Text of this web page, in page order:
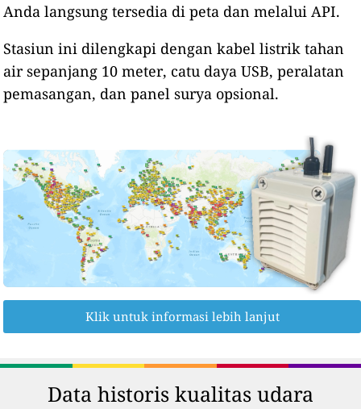
Anda langsung tersedia di peta dan melalui API.
Stasiun ini dilengkapi dengan kabel listrik tahan
air sepanjang 10 meter, catu daya USB, peralatan
pemasangan, dan panel surya opsional.
Klik untuk informasi lebih lanjut
Data historis kualitas udara